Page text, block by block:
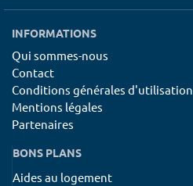
INFORMATIONS
Qui sommes-nous
Contact
Conditions générales d'utilisation
Mentions légales
Partenaires
BONS PLANS
Aides au logement